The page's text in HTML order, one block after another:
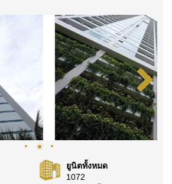
ทำให้ที่อยู่อาศัยนี้เป็นบ้านในฝันของ
Real Estate โทร +6638411250
กงาน: +66807945904และ LINE:
ยูนิตทั้งหมด
1072